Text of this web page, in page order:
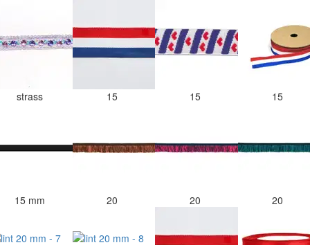
strass 15 15 15
15 mm 20 20 20